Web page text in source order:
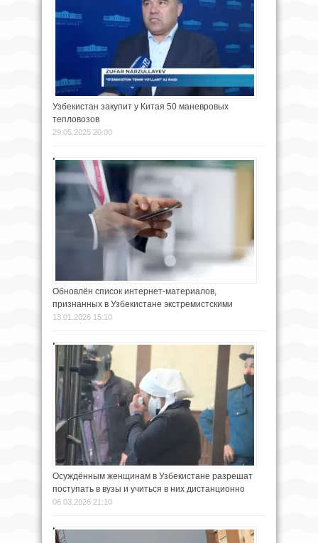
Узбекистан закупит у Китая 50 маневровых
тепловозов
29.05.2025 20:00
Обновлён список интернет-материалов,
признанных в Узбекистане экстремистскими
13.01.2026 15:10
Осуждённым женщинам в Узбекистане разрешат
поступать в вузы и учиться в них дистанционно
06.03.2026 21:10